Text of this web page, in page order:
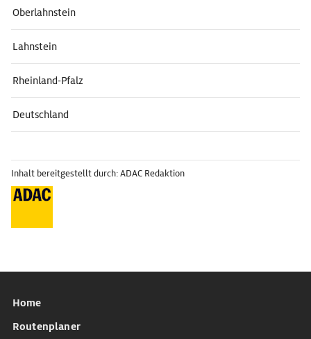
Oberlahnstein
Lahnstein
Rheinland-Pfalz
Deutschland
Inhalt bereitgestellt durch: ADAC Redaktion
Home
Routenplaner